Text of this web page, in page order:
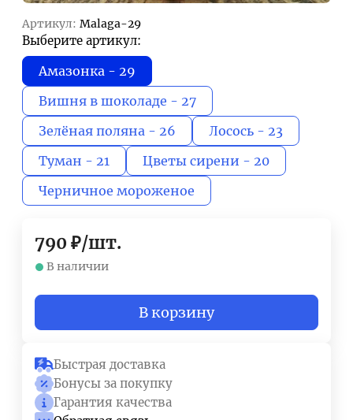
Артикул: Malaga-29
Выберите артикул:
Амазонка - 29
Вишня в шоколаде - 27
Зелёная поляна - 26
Лосось - 23
Туман - 21
Цветы сирени - 20
Черничное мороженое
790 ₽/шт.
В наличии
В корзину
Быстрая доставка
Бонусы за покупку
Гарантия качества